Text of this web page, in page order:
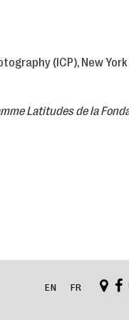
(ICP), New York
Latitudes de la
EN FR